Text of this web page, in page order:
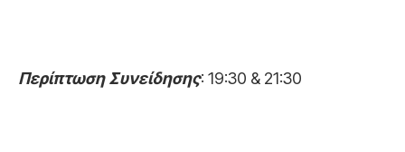
Περίπτωση Συνείδησης: 19:30 & 21:30